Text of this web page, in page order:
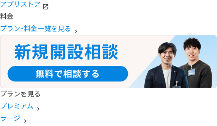
アプリストア
料金
プラン・料金一覧を見る
プランを見る
プレミアム
ラージ